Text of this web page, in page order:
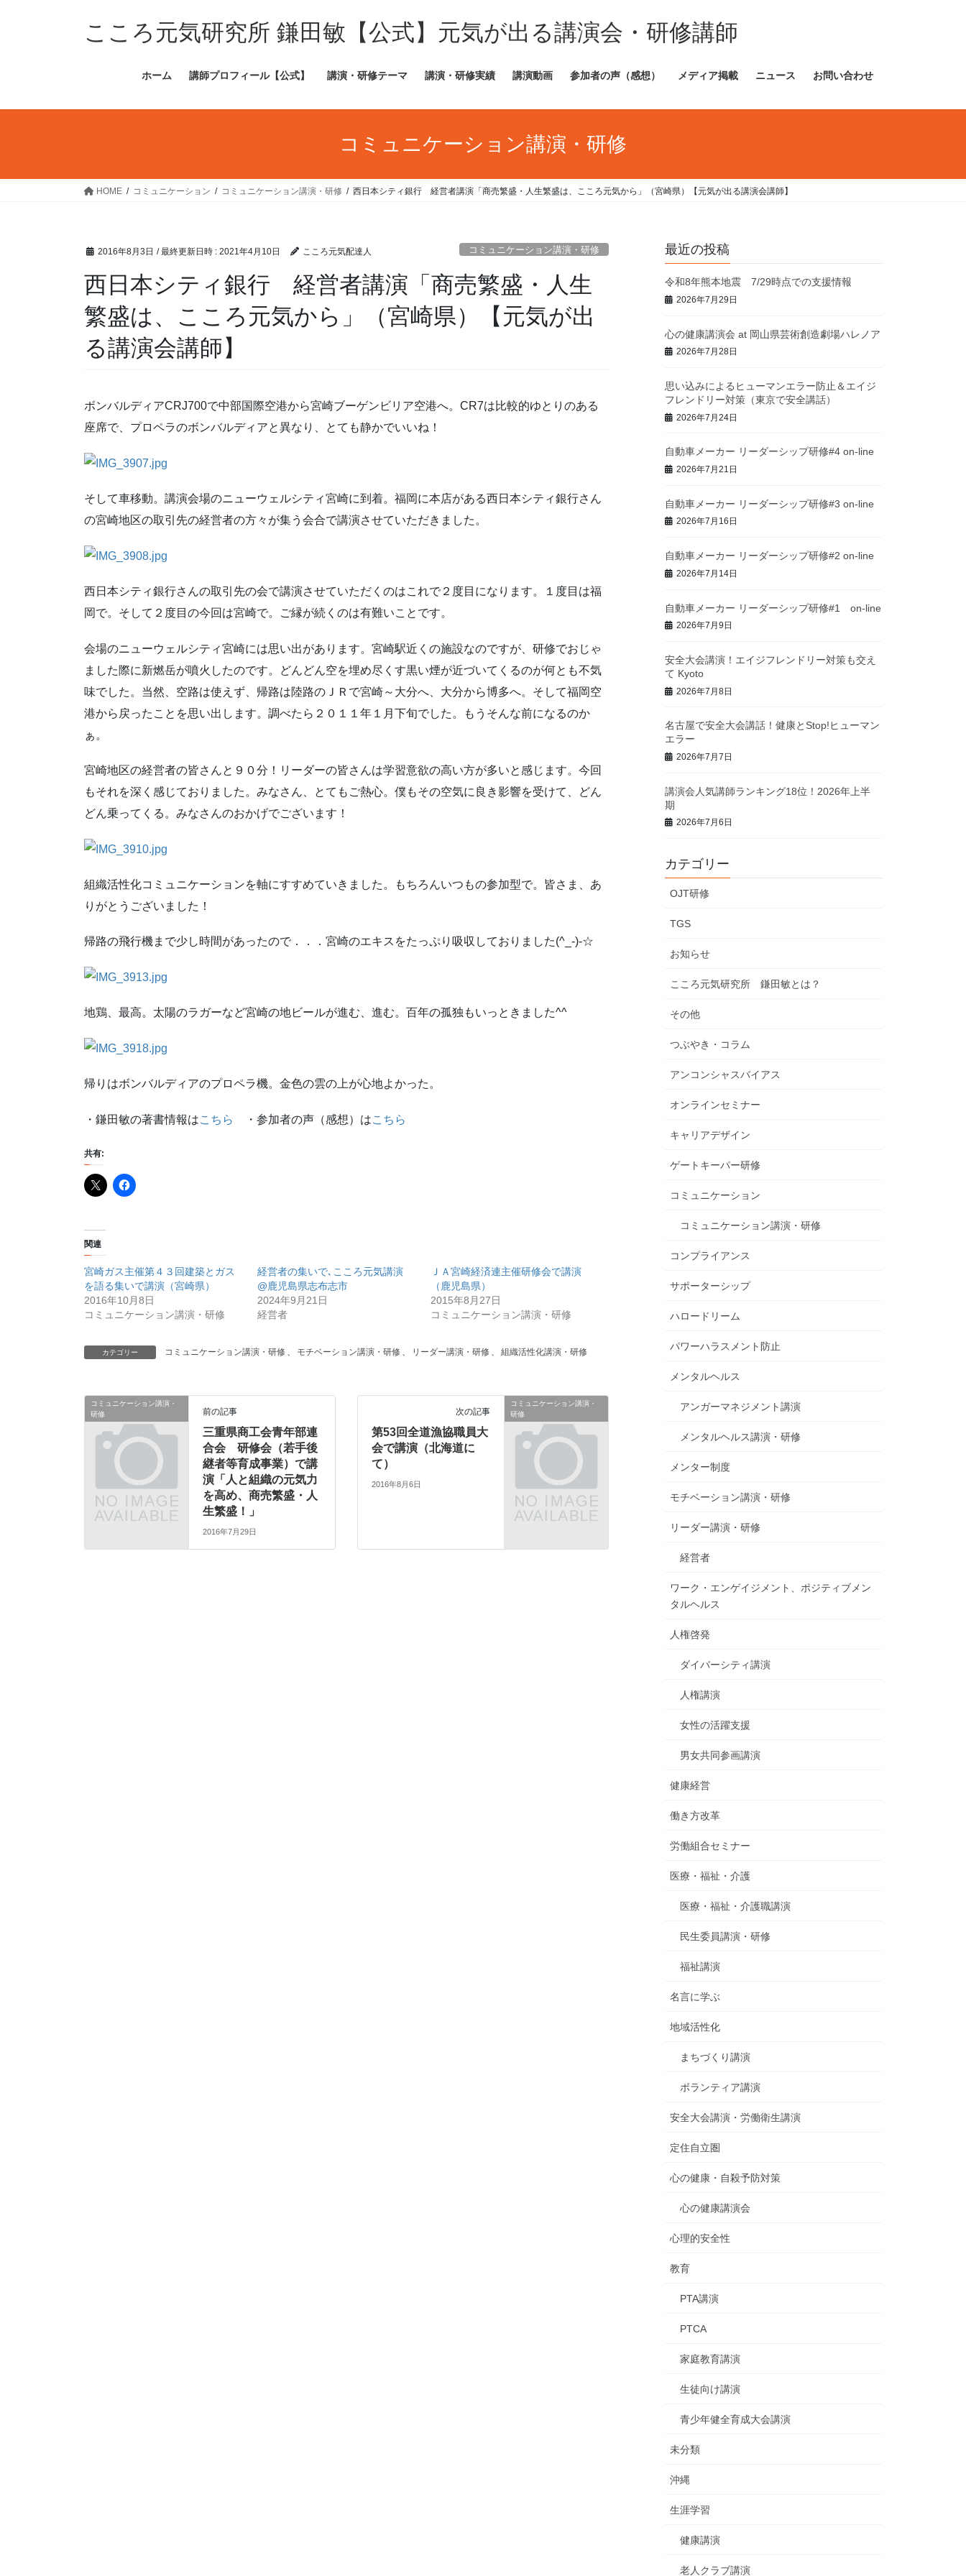
ス
ン
こころ元気研究所 鎌田敏【公式】元気が出る講演会・研修講師
ホーム 講師プロフィール【公式】 講演・研修テーマ 講演・研修実績 講演動画 参加者の声（感想） メディア掲載 ニュース お問い合わせ
コミュニケーション講演・研修
HOME コミュニケーション コミュニケーション講演・研修 西日本シティ銀行 経営者講演「商売繁盛・人生繁盛は、こころ元気から」（宮崎県）【元気が出る講演会講師】
2016年8月3日 / 最終更新日時 : 2021年4月10日 こころ元気配達人 コミュニケーション講演・研修
西日本シティ銀行 経営者講演「商売繁盛・人生
繁盛は、こころ元気から」（宮崎県）【元気が出
る講演会講師】
ボンバルディアCRJ700で中部国際空港から宮崎ブーゲンビリア空港へ。CR7は比較的ゆとりのある
座席で、プロペラのボンバルディアと異なり、とても静かでいいね！
そして車移動。講演会場のニューウェルシティ宮崎に到着。福岡に本店がある西日本シティ銀行さん
の宮崎地区の取引先の経営者の方々が集う会合で講演させていただきました。
西日本シティ銀行さんの取引先の会で講演させていただくのはこれで２度目になります。１度目は福
岡で。そして２度目の今回は宮崎で。ご縁が続くのは有難いことです。
会場のニューウェルシティ宮崎には思い出があります。宮崎駅近くの施設なのですが、研修でおじゃ
ました際に新燃岳が噴火したのです。どんどん空を埋め尽くす黒い煙が近づいてくるのが何とも不気
味でした。当然、空路は使えず、帰路は陸路のＪＲで宮崎～大分へ、大分から博多へ。そして福岡空
港から戻ったことを思い出します。調べたら２０１１年１月下旬でした。もうそんな前になるのか
ぁ。
宮崎地区の経営者の皆さんと９０分！リーダーの皆さんは学習意欲の高い方が多いと感じます。今回
もそれを深く感じておりました。みなさん、とてもご熱心。僕もその空気に良き影響を受けて、どん
どん乗ってくる。みなさんのおかげでございます！
組織活性化コミュニケーションを軸にすすめていきました。もちろんいつもの参加型で。皆さま、あ
りがとうございました！
帰路の飛行機まで少し時間があったので．．．宮崎のエキスをたっぷり吸収しておりました(^_-)-☆
地鶏、最高。太陽のラガーなど宮崎の地ビールが進む、進む。百年の孤独もいっときました^^
帰りはボンバルディアのプロペラ機。金色の雲の上が心地よかった。
・鎌田敏の著書情報はこちら ・参加者の声（感想）はこちら
共有:
関連
宮崎ガス主催第４３回建築とガス
を語る集いで講演（宮崎県）
2016年10月8日
コミュニケーション講演・研修
経営者の集いで､こころ元気講演
@鹿児島県志布志市
2024年9月21日
経営者
ＪＡ宮崎経済連主催研修会で講演
（鹿児島県）
2015年8月27日
コミュニケーション講演・研修
カテゴリー コミュニケーション講演・研修 、 モチベーション講演・研修 、 リーダー講演・研修 、 組織活性化講演・研修
コミュニケーション講演・
研修
前の記事
三重県商工会青年部連
合会 研修会（若手後
継者等育成事業）で講
演「人と組織の元気力
を高め、商売繁盛・人
生繁盛！」
2016年7月29日
コミュニケーション講演・
研修
次の記事
第53回全道漁協職員大
会で講演（北海道に
て）
2016年8月6日
最近の投稿
令和8年熊本地震 7/29時点での支援情報
2026年7月29日
心の健康講演会 at 岡山県芸術創造劇場ハレノア
2026年7月28日
思い込みによるヒューマンエラー防止＆エイジ
フレンドリー対策（東京で安全講話）
2026年7月24日
自動車メーカー リーダーシップ研修#4 on-line
2026年7月21日
自動車メーカー リーダーシップ研修#3 on-line
2026年7月16日
自動車メーカー リーダーシップ研修#2 on-line
2026年7月14日
自動車メーカー リーダーシップ研修#1 on-line
2026年7月9日
安全大会講演！エイジフレンドリー対策も交え
て Kyoto
2026年7月8日
名古屋で安全大会講話！健康とStop!ヒューマン
エラー
2026年7月7日
講演会人気講師ランキング18位！2026年上半
期
2026年7月6日
カテゴリー
OJT研修
TGS
お知らせ
こころ元気研究所 鎌田敏とは？
その他
つぶやき・コラム
アンコンシャスバイアス
オンラインセミナー
キャリアデザイン
ゲートキーパー研修
コミュニケーション
コミュニケーション講演・研修
コンプライアンス
サポーターシップ
ハロードリーム
パワーハラスメント防止
メンタルヘルス
アンガーマネジメント講演
メンタルヘルス講演・研修
メンター制度
モチベーション講演・研修
リーダー講演・研修
経営者
ワーク・エンゲイジメント、ポジティブメン
タルヘルス
人権啓発
ダイバーシティ講演
人権講演
女性の活躍支援
男女共同参画講演
健康経営
働き方改革
労働組合セミナー
医療・福祉・介護
医療・福祉・介護職講演
民生委員講演・研修
福祉講演
名言に学ぶ
地域活性化
まちづくり講演
ボランティア講演
安全大会講演・労働衛生講演
定住自立圏
心の健康・自殺予防対策
心の健康講演会
心理的安全性
教育
PTA講演
PTCA
家庭教育講演
生徒向け講演
青少年健全育成大会講演
未分類
沖縄
生涯学習
健康講演
老人クラブ講演